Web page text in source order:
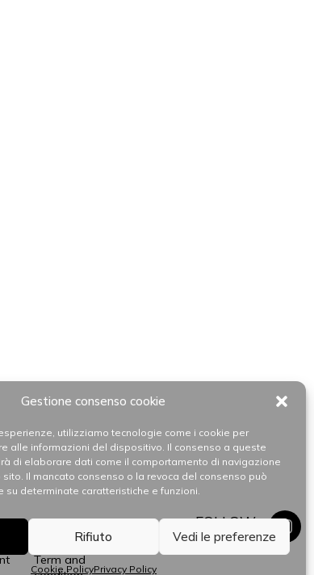
Gestione consenso cookie
utilizziamo tecnologie come i cookie per
alle informazioni del dispositivo. Il consenso a queste
di elaborare dati come il comportamento di navigazione
sito. Il mancato consenso o la revoca del consenso può
su determinate caratteristiche e funzioni.
Rifiuto Vedi le preferenze
Cookie PolicyPrivacy Policy
Term and
FOLLOW